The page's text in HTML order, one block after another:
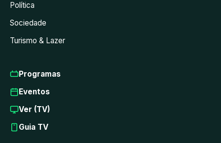
Política
Sociedade
Turismo & Lazer
Programas
Eventos
Ver (TV)
Guia TV